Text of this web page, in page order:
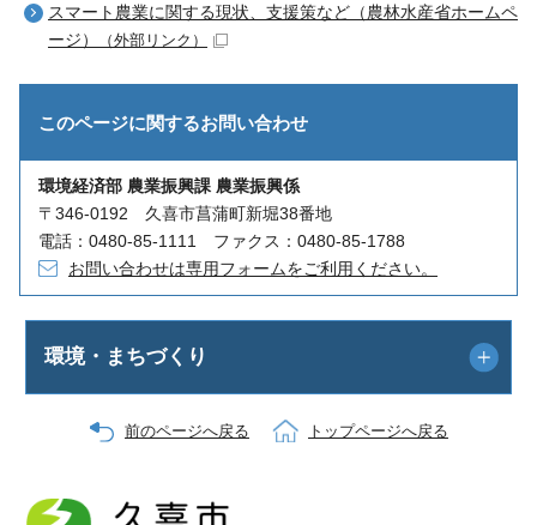
スマート農業に関する現状、支援策など（農林水産省ホームペ
ージ）
（外部リンク）
このページに関するお問い合わせ
環境経済部 農業振興課 農業振興係
〒346-0192 久喜市菖蒲町新堀38番地
電話：0480-85-1111 ファクス：0480-85-1788
お問い合わせは専用フォームをご利用ください。
環境・まちづくり
前のページへ戻る トップページへ戻る